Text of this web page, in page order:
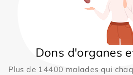
Dons d'organes
Plus de 14400 malades qui